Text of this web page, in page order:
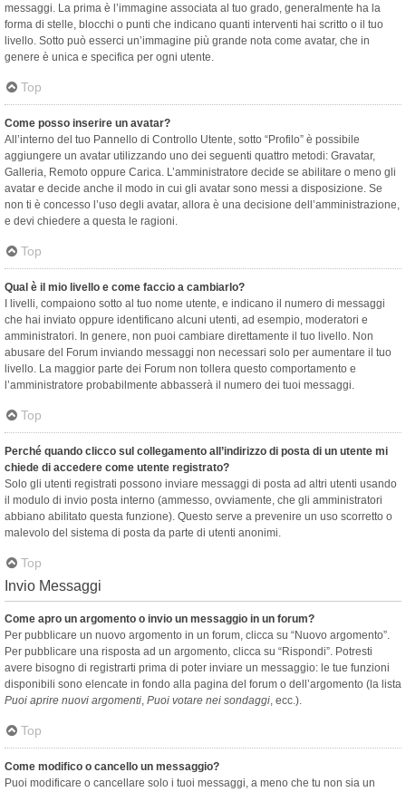
messaggi. La prima è l’immagine associata al tuo grado, generalmente ha la
forma di stelle, blocchi o punti che indicano quanti interventi hai scritto o il tuo
livello. Sotto può esserci un’immagine più grande nota come avatar, che in
genere è unica e specifica per ogni utente.
Top
Come posso inserire un avatar?
All’interno del tuo Pannello di Controllo Utente, sotto “Profilo” è possibile
aggiungere un avatar utilizzando uno dei seguenti quattro metodi: Gravatar,
Galleria, Remoto oppure Carica. L’amministratore decide se abilitare o meno gli
avatar e decide anche il modo in cui gli avatar sono messi a disposizione. Se
non ti è concesso l’uso degli avatar, allora è una decisione dell’amministrazione,
e devi chiedere a questa le ragioni.
Top
Qual è il mio livello e come faccio a cambiarlo?
I livelli, compaiono sotto al tuo nome utente, e indicano il numero di messaggi
che hai inviato oppure identificano alcuni utenti, ad esempio, moderatori e
amministratori. In genere, non puoi cambiare direttamente il tuo livello. Non
abusare del Forum inviando messaggi non necessari solo per aumentare il tuo
livello. La maggior parte dei Forum non tollera questo comportamento e
l’amministratore probabilmente abbasserà il numero dei tuoi messaggi.
Top
Perché quando clicco sul collegamento all’indirizzo di posta di un utente mi
chiede di accedere come utente registrato?
Solo gli utenti registrati possono inviare messaggi di posta ad altri utenti usando
il modulo di invio posta interno (ammesso, ovviamente, che gli amministratori
abbiano abilitato questa funzione). Questo serve a prevenire un uso scorretto o
malevolo del sistema di posta da parte di utenti anonimi.
Top
Invio Messaggi
Come apro un argomento o invio un messaggio in un forum?
Per pubblicare un nuovo argomento in un forum, clicca su “Nuovo argomento”.
Per pubblicare una risposta ad un argomento, clicca su “Rispondi”. Potresti
avere bisogno di registrarti prima di poter inviare un messaggio: le tue funzioni
disponibili sono elencate in fondo alla pagina del forum o dell’argomento (la lista
Puoi aprire nuovi argomenti, Puoi votare nei sondaggi, ecc.).
Top
Come modifico o cancello un messaggio?
Puoi modificare o cancellare solo i tuoi messaggi, a meno che tu non sia un